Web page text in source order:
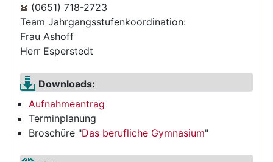
(0651) 718-2723
Team Jahrgangsstufenkoordination:
Frau Ashoff
Herr Esperstedt
Downloads:
Aufnahmeantrag
Terminplanung
Broschüre "Das berufliche Gymnasium"